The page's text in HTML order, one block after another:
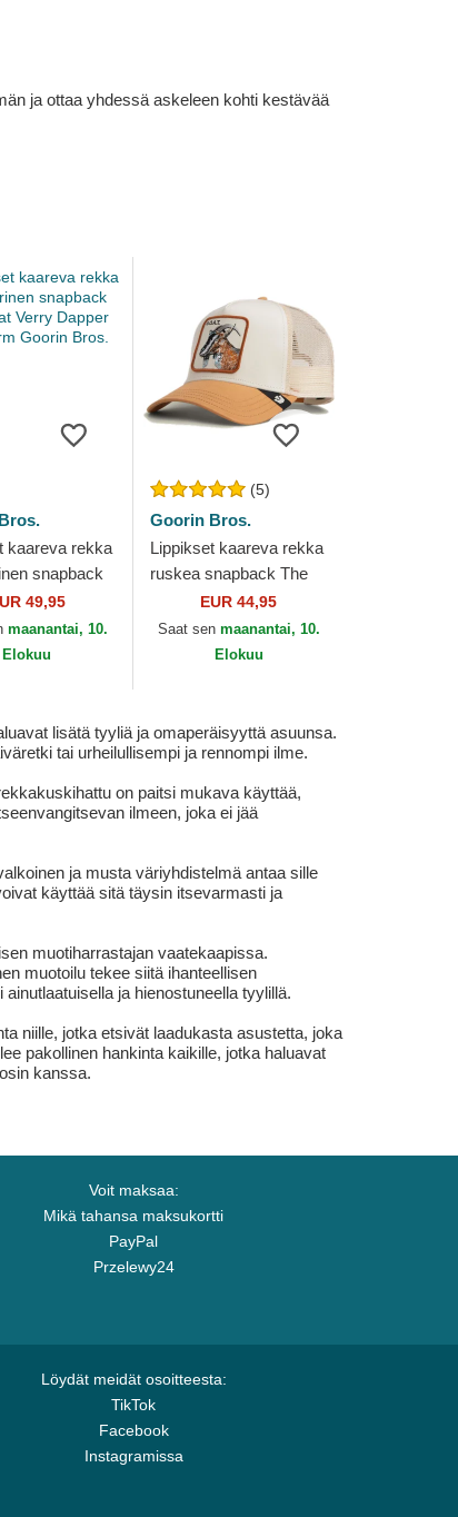
ja ottaa yhdessä askeleen kohti kestävää
kaareva rekka
snapback
Verry Dapper
Goorin Bros.
49,95
maanantai, 10.
Elokuu
(5)
Goorin Bros.
Lippikset kaareva rekka
ruskea snapback The
GOAT The Farm Goorin
Bros.
EUR 44,95
Saat sen maanantai, 10.
Elokuu
lisätä tyyliä ja omaperäisyyttä asuunsa.
tai urheilullisempi ja rennompi ilme.
on paitsi mukava käyttää,
ilmeen, joka ei jää
ja musta väriyhdistelmä antaa sille
käyttää sitä täysin itsevarmasti ja
muotiharrastajan vaatekaapissa.
muotoilu tekee siitä ihanteellisen
ja hienostuneella tyylillä.
niille, jotka etsivät laadukasta asustetta, joka
pakollinen hankinta kaikille, jotka haluavat
kanssa.
Voit maksaa:
Mikä tahansa maksukortti
PayPal
Przelewy24
Löydät meidät osoitteesta:
TikTok
Facebook
Instagramissa